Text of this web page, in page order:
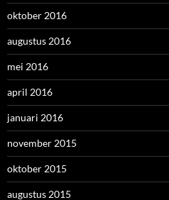
oktober 2016
augustus 2016
mei 2016
april 2016
januari 2016
november 2015
oktober 2015
augustus 2015